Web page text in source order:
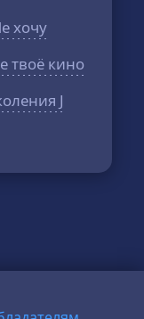
хочу
твоё кино
J